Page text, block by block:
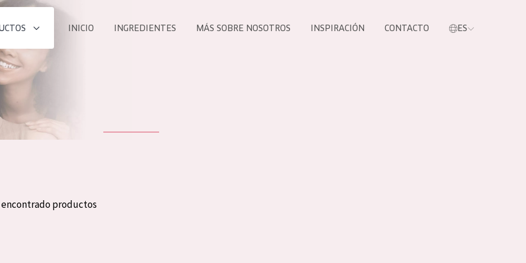
INICIO INGREDIENTES MÁS SOBRE NOSOTROS INSPIRACIÓN CONTACTO ES
encontrado productos